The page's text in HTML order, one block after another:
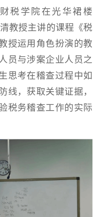
税学院在光华裙楼
教授主讲的课程《税
授运用角色扮演的教
员与涉案企业人员之
思考在稽查过程中如
线，获取关键证据，
税务稽查工作的实际